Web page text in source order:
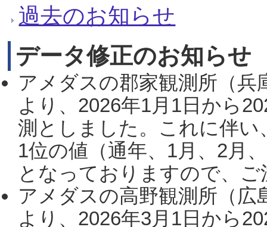
過去のお知らせ
データ修正のお知らせ
アメダスの郡家観測所（
より、2026年1月1日から
測としました。これに伴い
1位の値（通年、1月、2月
となっておりますので、
アメダスの高野観測所（
より、2026年3月1日から